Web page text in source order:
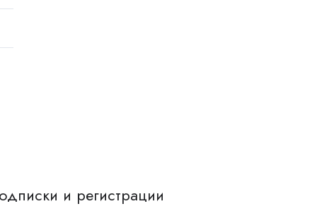
и регистрации